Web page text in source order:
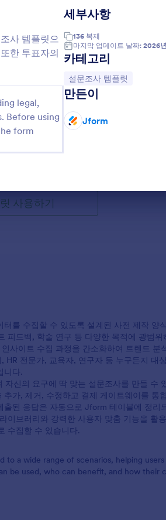
사 템플릿으
한 투표자의
legal,
Before using
form
세부사항
136 복제
마지막 업데이트 날짜: 2026
카테고리
카테고리로 이동:
설문조사 템플릿
만든이
Jform
: 개인 재무심리 기혼 (Married)
혼 (Married) 용
사용하기
를 수집할 수 있도록 설계된 사전 제작 양
피드백, 학술 연구 등 다양한 목적에 광범위
사이트 수집 과정을 간소화하여 트렌드 분
전문가, 교육자, 연구자 등 누구든지 대
니다.
신의 요구에 딱 맞는 설문조사를 만들 수
가, 제거, 수정하고 결제 게이트웨이를 통
된 응답은 자동으로 Jform 테이블에 정리
브러리와 강력한 사용자 맞춤 기능을 활
수집할 수 있습니다.
to a wide range of scenarios, helping
be used, who can benefit, and how their